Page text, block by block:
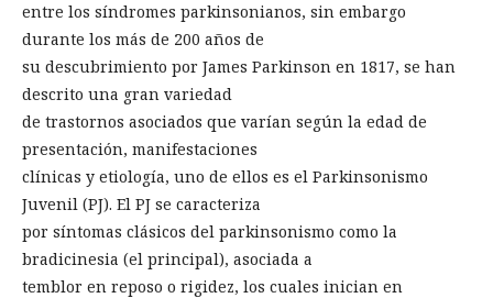
entre los síndromes parkinsonianos, sin embargo
durante los más de 200 años de
su descubrimiento por James Parkinson en 1817, se han
descrito una gran variedad
de trastornos asociados que varían según la edad de
presentación, manifestaciones
clínicas y etiología, uno de ellos es el Parkinsonismo
Juvenil (PJ). El PJ se caracteriza
por síntomas clásicos del parkinsonismo como la
bradicinesia (el principal), asociada a
temblor en reposo o rigidez, los cuales inician en